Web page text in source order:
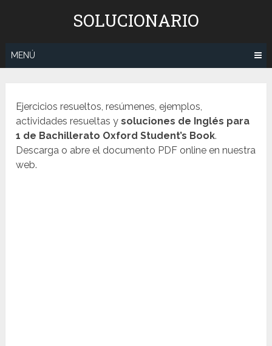
SOLUCIONARIO
MENÚ
Ejercicios resueltos, resúmenes, ejemplos,
actividades resueltas ysoluciones de Inglés para
1 de Bachillerato Oxford Student’s Book.
Descarga o abre el documento PDF online en nuestra
web.